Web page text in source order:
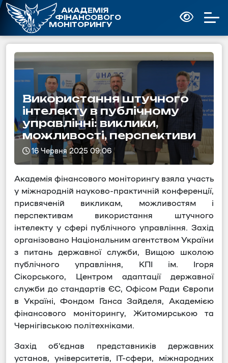
АКАДЕМІЯ
ФІНАНСОВОГО
МОНІТОРИНГУ
Використання штучного
інтелекту в публічному
управлінні: виклики,
можливості, перспективи
16 Червня 2025 09:06
Академія фінансового моніторингу взяла участь
у міжнародній науково-практичній конференції,
присвяченій викликам, можливостям і
перспективам використання штучного
інтелекту у сфері публічного управління. Захід
організовано Національним агентством України
з питань державної служби, Вищою школою
публічного управління, КПІ ім. Ігоря
Сікорського, Центром адаптації державної
служби до стандартів ЄС, Офісом Ради Європи
в Україні, Фондом Ганса Зайделя, Академією
фінансового моніторингу, Житомирською та
Чернігівською політехніками.
Захід об’єднав представників державних
установ, університетів, ІТ-сфери, міжнародних